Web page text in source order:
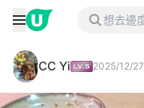
CC Yi 2025/12/27